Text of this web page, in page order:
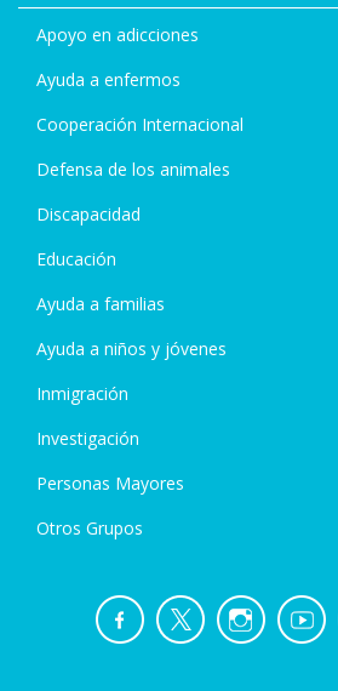
Apoyo en adicciones
Ayuda a enfermos
Cooperación Internacional
Defensa de los animales
Discapacidad
Educación
Ayuda a familias
Ayuda a niños y jóvenes
Inmigración
Investigación
Personas Mayores
Otros Grupos